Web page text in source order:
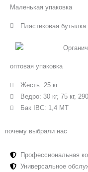
Маленькая упаковка
Пластиковая
оптовая упаковка
Жесть: 25 кг
Ведро: 30 кг, 75 кг,
Бак IBC: 1,4 МТ
почему выбрали нас
Профессиональная
Универсальное